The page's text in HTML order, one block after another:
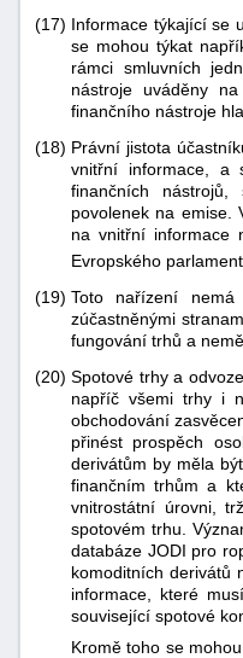
(17) Informace týkající se
se mohou týkat
rámci smluvních
nástroje uváděny
finančního nástroje
(18) Právní jistota
vnitřní informace, a
finančních nástrojů,
povolenek na emise.
na vnitřní informace
Evropského
(19) Toto nařízení
zúčastněnými
fungování trhů a
(20) Spotové trhy a
napříč všemi trhy i
obchodování
přinést prospěch
derivátům by měla
finančním trhům a
vnitrostátní úrovni,
spotovém trhu.
databáze JODI pro
komoditních derivátů
informace, které
související spotové
Kromě toho se